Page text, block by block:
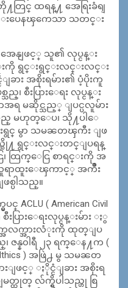
တြင္ ထရန္႔ အေရြးခံရျ
းပေနၾကေသာ သတင္း
ေနျဖင့္ သူ၏ လုပ္ငန္း
လံုးကို ရွင္းရွင္းလင္းလင္း
း အစိုးရမ်ား၏ ပံ့ပိုးကူ
စီးပြားေရး လုပ္ငန္း
မဆိုင္သည့္ ျပင္ပလူမ်ား
မဟုတ္ေပ၊ သို႔ပါေ
းရွင္ မွာ သမၼတၾကီး ျဖ
႔ ရွင္းလင္းတင္ျပရန္
၊ ထြက္ေငြ စာရင္းကို အ
သူရာထူးေၾကာင့္ အက်ိဳး
ပါသည္။
( American Civil
ပြားေရးလုပ္ငန္းမ်ား ႏွ
အလက္အားလံုးကို ထုတ္ျပ
န္န၀ါရီ ၂၃ ရက္ေန႔က (
Elthics ) အဖြဲ႕ မွ သမၼတ
းျဖင့္ ႏိုင္ငံျခား အစိုးရ
ထုတ္ လ်က္ရွိပါသည္ဟု စြ